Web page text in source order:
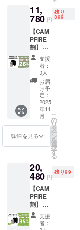
使用部
材の供
給状
況、製
造工程
上の都
合など
により
出荷時
期が遅
れる場
合がご
ざいま
す。 ※
皆様の
により
量産効
場合、
正規販
売価格
が販売
予定価
格より
下がる
可能性
リター
ンに貼
たラベ
ルや注
意書き
をご確
認くだ
さい。
※本リ
ターン
の価格
は税・
送料込
みの金
りま
す。 ※
使用部
材の供
給状
況、製
造工程
上の都
合など
により
期が遅
れる場
合がご
ざいま
す。 ※
皆様の
ご支援
により
量産効
率が向
上した
場合、
正規販
売価格
が販売
予定価
格より
いま
す。 ※
品が発
生する
可能性
があり
ます。
リター
ンの価
格は
税・送
料込み
の金額
となり
ます。
※ご注文
状況、
使用部
材の供
給状
況、製
造工程
上の都
合など
れる場
合がご
ざいま
す。 ※
皆様の
ご支援
により
量産効
11,
780 円
残り
399
【CAM
PFIRE
割】 ・
リター
ン内
容：
BROOK
LYN
Outdoo
r Drip
Set ×１
セット
・一般
予定販
売価
額：
円 ※本
リター
ンの価
格は
税・送
料込み
の金額
となり
支援
者：
0人
お届
け予
定：
2025
年11
月
詳細を見る
こ
の
リ
タ
ー
ン
を
選
択
す
る
20,
480 円
残り99
【CAM
PFIRE
割】 ・
リター
ン内
容：
支援
者：